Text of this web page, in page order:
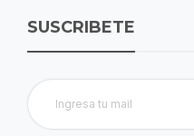
SUSCRIBETE